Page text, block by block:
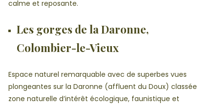
calme et reposante.
Les gorges de la Daronne,
Colombier-le-Vieux
Espace naturel remarquable avec de superbes vues
plongeantes sur la Daronne (affluent du Doux) classée
zone naturelle d’intérêt écologique, faunistique et